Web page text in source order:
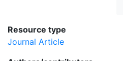
Resource type
Journal Article